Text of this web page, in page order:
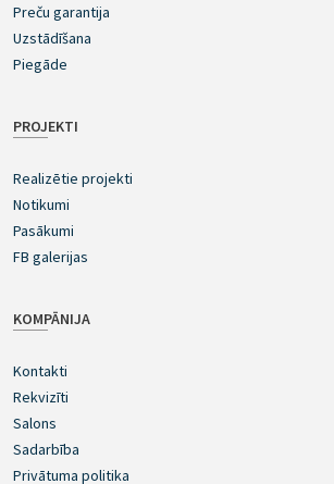
Preču garantija
Uzstādīšana
Piegāde
PROJEKTI
Realizētie projekti
Notikumi
Pasākumi
FB galerijas
KOMPĀNIJA
Kontakti
Rekvizīti
Salons
Sadarbība
Privātuma politika